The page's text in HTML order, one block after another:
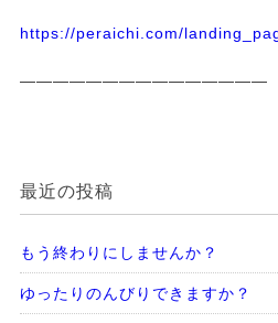
https://peraichi.com/
———————————————
最近の投稿
もう終わりにしませんか？
ゆったりのんびりできますか？